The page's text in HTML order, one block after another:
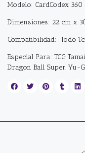
Modelo: CardCodex 360
Dimensiones: 22 cm x
Compatibilidad: Todo
Especial Para: TCG
Dragon Ball Super, Yu-